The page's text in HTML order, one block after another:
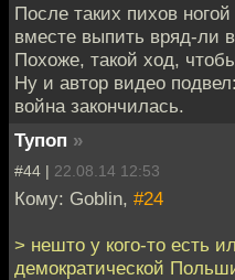
После таких пихов
вместе выпить вряд-ли
Похоже, такой ход,
Ну и автор видео
война закончилась.
Тупоп »
#44 | 22.08.14 12:53
Кому: Goblin, #24
> нешто у кого-то есть
демократической